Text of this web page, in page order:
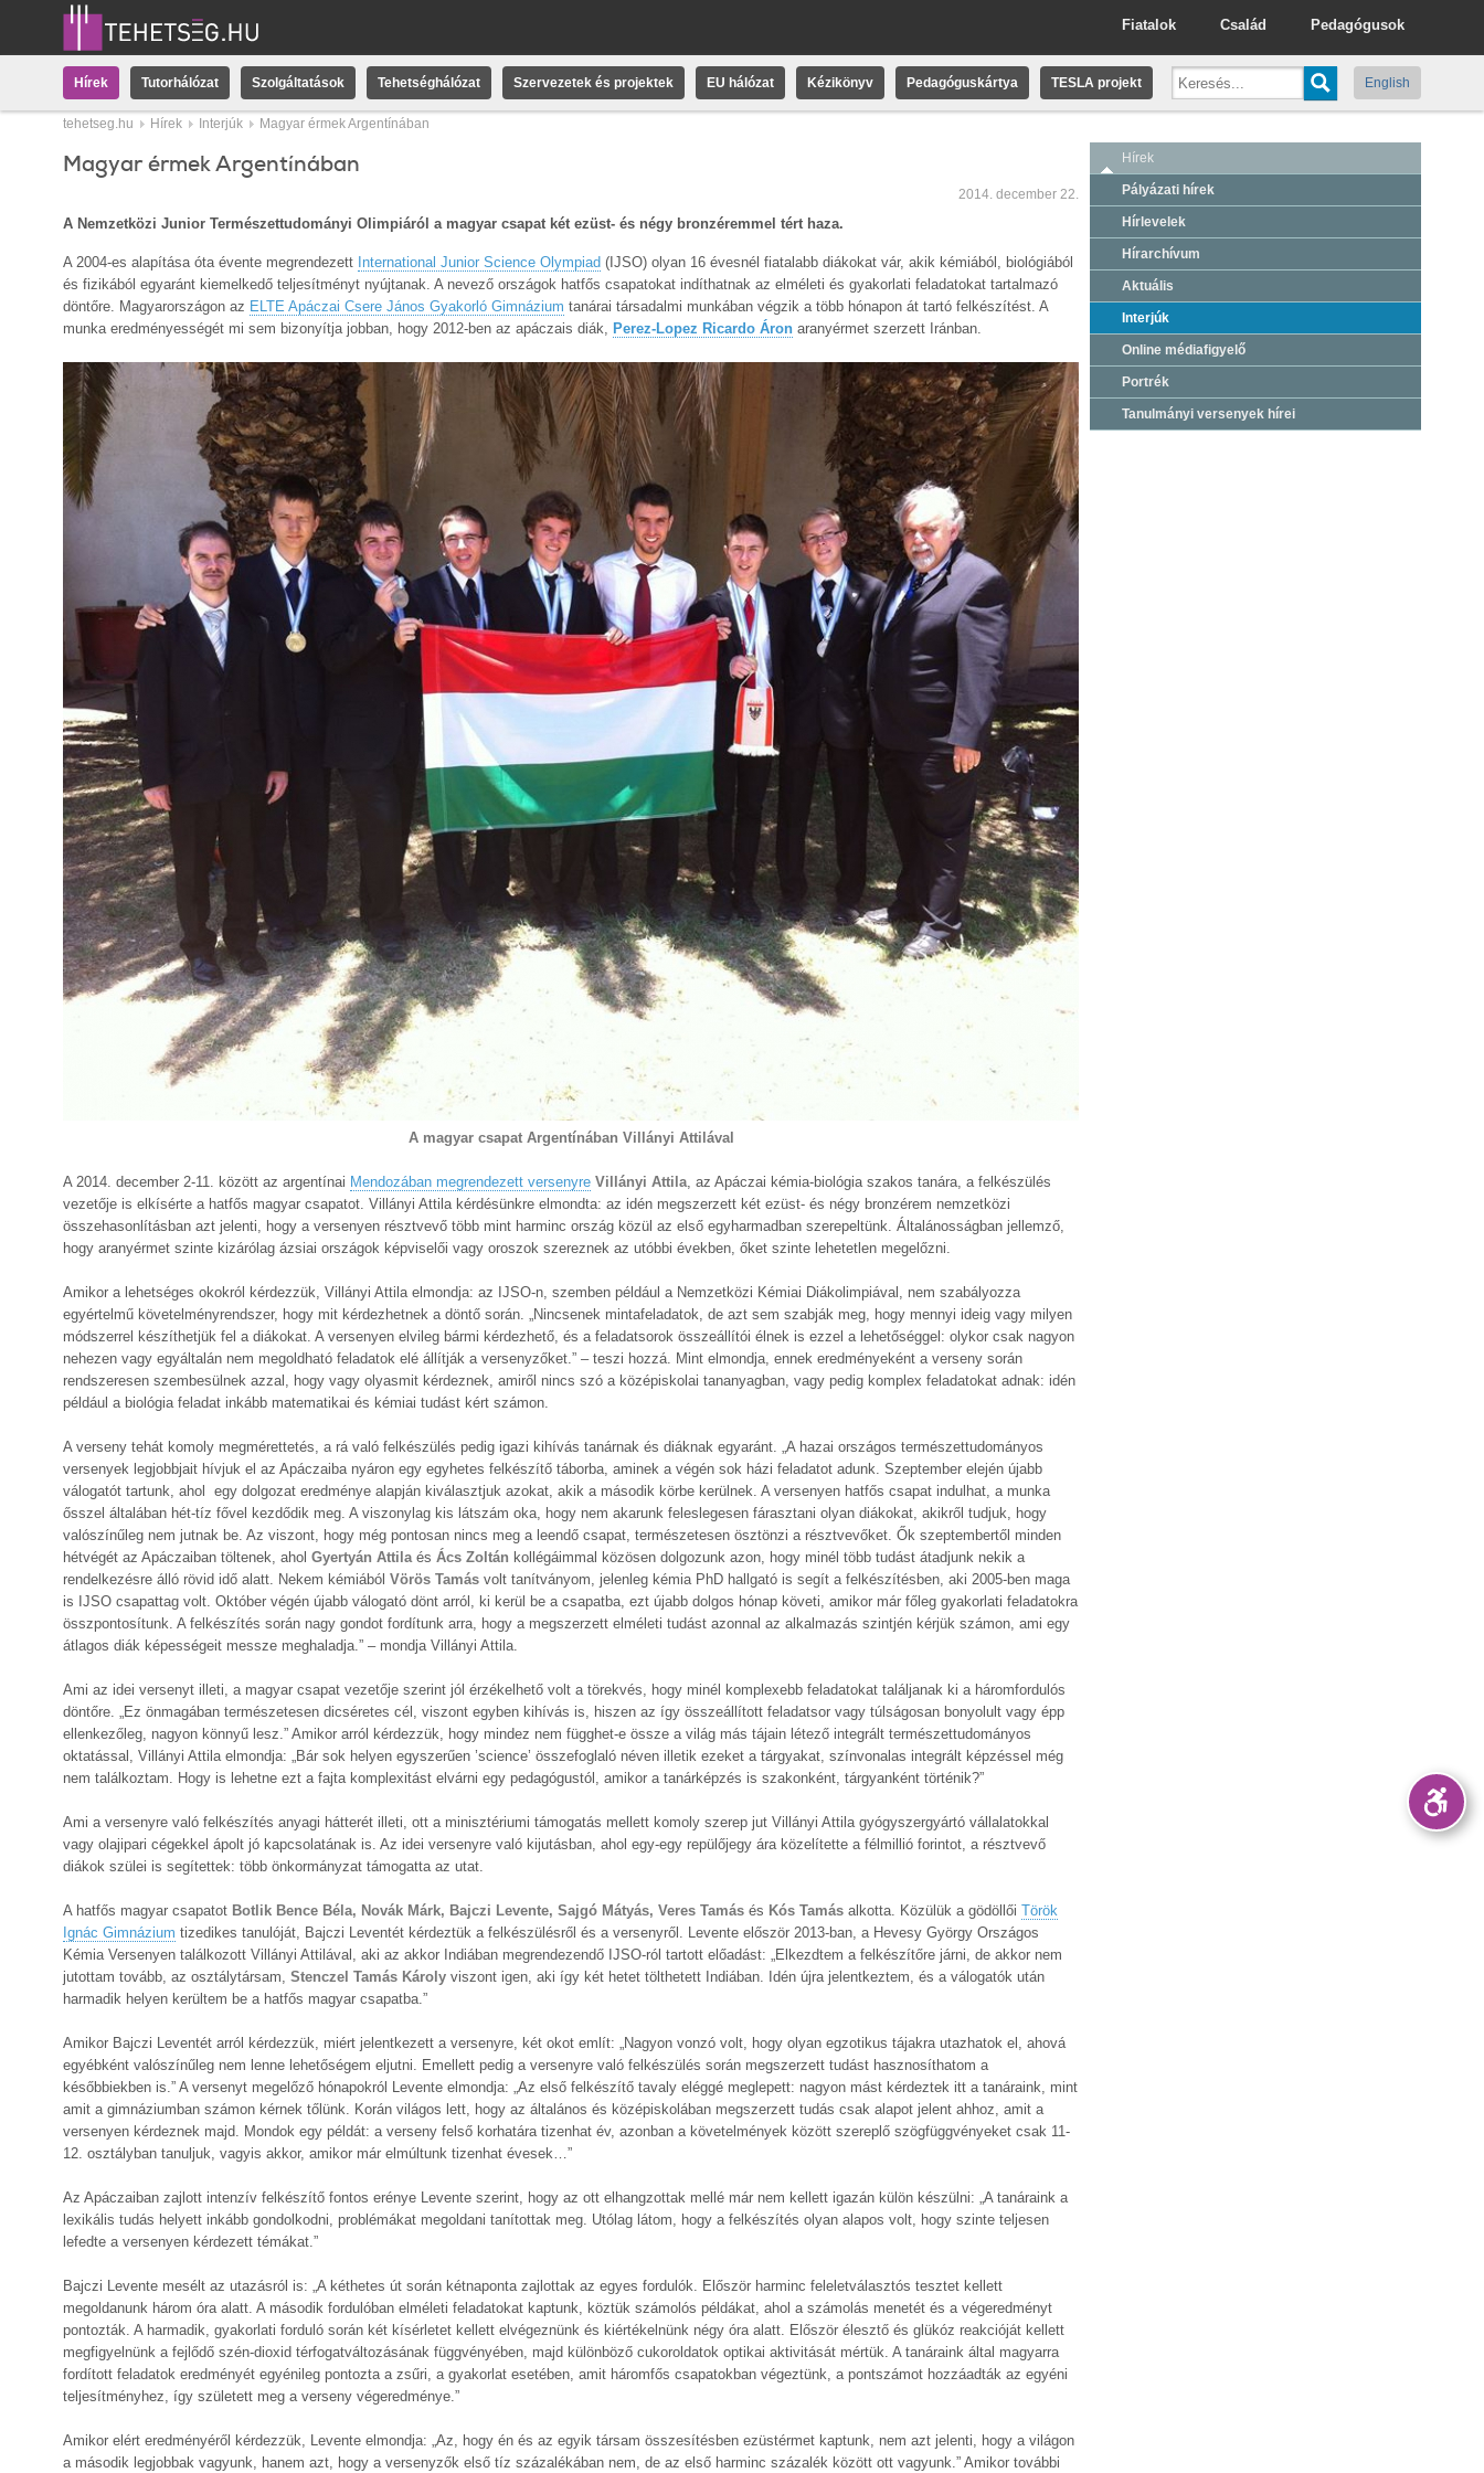
Pedagógusok
Család
Fiatalok
Hírek Tutorhálózat Szolgáltatások Tehetséghálózat Szervezetek és projektek EU hálózat Kézikönyv Pedagóguskártya TESLA projekt English
tehetseg.hu Hírek Interjúk Magyar érmek Argentínában
Magyar érmek Argentínában
2014. december 22.
A Nemzetközi Junior Természettudományi Olimpiáról a magyar csapat két ezüst- és négy bronzéremmel tért haza.
A 2004-es alapítása óta évente megrendezett International Junior Science Olympiad (IJSO) olyan 16 évesnél fiatalabb diákokat vár, akik kémiából, biológiából
és fizikából egyaránt kiemelkedő teljesítményt nyújtanak. A nevező országok hatfős csapatokat indíthatnak az elméleti és gyakorlati feladatokat tartalmazó
döntőre. Magyarországon az ELTE Apáczai Csere János Gyakorló Gimnázium tanárai társadalmi munkában végzik a több hónapon át tartó felkészítést. A
munka eredményességét mi sem bizonyítja jobban, hogy 2012-ben az apáczais diák, Perez-Lopez Ricardo Áron aranyérmet szerzett Iránban.
A magyar csapat Argentínában Villányi Attilával
A 2014. december 2-11. között az argentínai Mendozában megrendezett versenyre Villányi Attila, az Apáczai kémia-biológia szakos tanára, a felkészülés
vezetője is elkísérte a hatfős magyar csapatot. Villányi Attila kérdésünkre elmondta: az idén megszerzett két ezüst- és négy bronzérem nemzetközi
összehasonlításban azt jelenti, hogy a versenyen résztvevő több mint harminc ország közül az első egyharmadban szerepeltünk. Általánosságban jellemző,
hogy aranyérmet szinte kizárólag ázsiai országok képviselői vagy oroszok szereznek az utóbbi években, őket szinte lehetetlen megelőzni.
Amikor a lehetséges okokról kérdezzük, Villányi Attila elmondja: az IJSO-n, szemben például a Nemzetközi Kémiai Diákolimpiával, nem szabályozza
egyértelmű követelményrendszer, hogy mit kérdezhetnek a döntő során. „Nincsenek mintafeladatok, de azt sem szabják meg, hogy mennyi ideig vagy milyen
módszerrel készíthetjük fel a diákokat. A versenyen elvileg bármi kérdezhető, és a feladatsorok összeállítói élnek is ezzel a lehetőséggel: olykor csak nagyon
nehezen vagy egyáltalán nem megoldható feladatok elé állítják a versenyzőket.” – teszi hozzá. Mint elmondja, ennek eredményeként a verseny során
rendszeresen szembesülnek azzal, hogy vagy olyasmit kérdeznek, amiről nincs szó a középiskolai tananyagban, vagy pedig komplex feladatokat adnak: idén
például a biológia feladat inkább matematikai és kémiai tudást kért számon.
A verseny tehát komoly megmérettetés, a rá való felkészülés pedig igazi kihívás tanárnak és diáknak egyaránt. „A hazai országos természettudományos
versenyek legjobbjait hívjuk el az Apáczaiba nyáron egy egyhetes felkészítő táborba, aminek a végén sok házi feladatot adunk. Szeptember elején újabb
válogatót tartunk, ahol egy dolgozat eredménye alapján kiválasztjuk azokat, akik a második körbe kerülnek. A versenyen hatfős csapat indulhat, a munka
ősszel általában hét-tíz fővel kezdődik meg. A viszonylag kis látszám oka, hogy nem akarunk feleslegesen fárasztani olyan diákokat, akikről tudjuk, hogy
valószínűleg nem jutnak be. Az viszont, hogy még pontosan nincs meg a leendő csapat, természetesen ösztönzi a résztvevőket. Ők szeptembertől minden
hétvégét az Apáczaiban töltenek, ahol Gyertyán Attila és Ács Zoltán kollégáimmal közösen dolgozunk azon, hogy minél több tudást átadjunk nekik a
rendelkezésre álló rövid idő alatt. Nekem kémiából Vörös Tamás volt tanítványom, jelenleg kémia PhD hallgató is segít a felkészítésben, aki 2005-ben maga
is IJSO csapattag volt. Október végén újabb válogató dönt arról, ki kerül be a csapatba, ezt újabb dolgos hónap követi, amikor már főleg gyakorlati feladatokra
összpontosítunk. A felkészítés során nagy gondot fordítunk arra, hogy a megszerzett elméleti tudást azonnal az alkalmazás szintjén kérjük számon, ami egy
átlagos diák képességeit messze meghaladja.” – mondja Villányi Attila.
Ami az idei versenyt illeti, a magyar csapat vezetője szerint jól érzékelhető volt a törekvés, hogy minél komplexebb feladatokat találjanak ki a háromfordulós
döntőre. „Ez önmagában természetesen dicséretes cél, viszont egyben kihívás is, hiszen az így összeállított feladatsor vagy túlságosan bonyolult vagy épp
ellenkezőleg, nagyon könnyű lesz.” Amikor arról kérdezzük, hogy mindez nem függhet-e össze a világ más tájain létező integrált természettudományos
oktatással, Villányi Attila elmondja: „Bár sok helyen egyszerűen ’science’ összefoglaló néven illetik ezeket a tárgyakat, színvonalas integrált képzéssel még
nem találkoztam. Hogy is lehetne ezt a fajta komplexitást elvárni egy pedagógustól, amikor a tanárképzés is szakonként, tárgyanként történik?”
Ami a versenyre való felkészítés anyagi hátterét illeti, ott a minisztériumi támogatás mellett komoly szerep jut Villányi Attila gyógyszergyártó vállalatokkal
vagy olajipari cégekkel ápolt jó kapcsolatának is. Az idei versenyre való kijutásban, ahol egy-egy repülőjegy ára közelítette a félmillió forintot, a résztvevő
diákok szülei is segítettek: több önkormányzat támogatta az utat.
A hatfős magyar csapatot Botlik Bence Béla, Novák Márk, Bajczi Levente, Sajgó Mátyás, Veres Tamás és Kós Tamás alkotta. Közülük a gödöllői Török
Ignác Gimnázium tizedikes tanulóját, Bajczi Leventét kérdeztük a felkészülésről és a versenyről. Levente először 2013-ban, a Hevesy György Országos
Kémia Versenyen találkozott Villányi Attilával, aki az akkor Indiában megrendezendő IJSO-ról tartott előadást: „Elkezdtem a felkészítőre járni, de akkor nem
jutottam tovább, az osztálytársam, Stenczel Tamás Károly viszont igen, aki így két hetet tölthetett Indiában. Idén újra jelentkeztem, és a válogatók után
harmadik helyen kerültem be a hatfős magyar csapatba.”
Amikor Bajczi Leventét arról kérdezzük, miért jelentkezett a versenyre, két okot említ: „Nagyon vonzó volt, hogy olyan egzotikus tájakra utazhatok el, ahová
egyébként valószínűleg nem lenne lehetőségem eljutni. Emellett pedig a versenyre való felkészülés során megszerzett tudást hasznosíthatom a
későbbiekben is.” A versenyt megelőző hónapokról Levente elmondja: „Az első felkészítő tavaly eléggé meglepett: nagyon mást kérdeztek itt a tanáraink, mint
amit a gimnáziumban számon kérnek tőlünk. Korán világos lett, hogy az általános és középiskolában megszerzett tudás csak alapot jelent ahhoz, amit a
versenyen kérdeznek majd. Mondok egy példát: a verseny felső korhatára tizenhat év, azonban a követelmények között szereplő szögfüggvényeket csak 11-
12. osztályban tanuljuk, vagyis akkor, amikor már elmúltunk tizenhat évesek…”
Az Apáczaiban zajlott intenzív felkészítő fontos erénye Levente szerint, hogy az ott elhangzottak mellé már nem kellett igazán külön készülni: „A tanáraink a
lexikális tudás helyett inkább gondolkodni, problémákat megoldani tanítottak meg. Utólag látom, hogy a felkészítés olyan alapos volt, hogy szinte teljesen
lefedte a versenyen kérdezett témákat.”
Bajczi Levente mesélt az utazásról is: „A kéthetes út során kétnaponta zajlottak az egyes fordulók. Először harminc feleletválasztós tesztet kellett
megoldanunk három óra alatt. A második fordulóban elméleti feladatokat kaptunk, köztük számolós példákat, ahol a számolás menetét és a végeredményt
pontozták. A harmadik, gyakorlati forduló során két kísérletet kellett elvégeznünk és kiértékelnünk négy óra alatt. Először élesztő és glükóz reakcióját kellett
megfigyelnünk a fejlődő szén-dioxid térfogatváltozásának függvényében, majd különböző cukoroldatok optikai aktivitását mértük. A tanáraink által magyarra
fordított feladatok eredményét egyénileg pontozta a zsűri, a gyakorlat esetében, amit háromfős csapatokban végeztünk, a pontszámot hozzáadták az egyéni
teljesítményhez, így született meg a verseny végeredménye.”
Amikor elért eredményéről kérdezzük, Levente elmondja: „Az, hogy én és az egyik társam összesítésben ezüstérmet kaptunk, nem azt jelenti, hogy a világon
a második legjobbak vagyunk, hanem azt, hogy a versenyzők első tíz százalékában nem, de az első harminc százalék között ott vagyunk.” Amikor további
Hírek
Pályázati hírek
Hírlevelek
Hírarchívum
Aktuális
Interjúk
Online médiafigyelő
Portrék
Tanulmányi versenyek hírei